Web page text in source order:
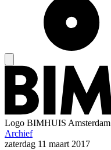
Logo BIMHUIS Amsterdam
Archief
zaterdag 11 maart 2017